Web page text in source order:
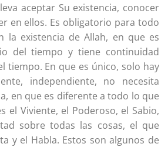
aceptar Su existencia, conocer
en ellos. Es obligatorio para todo
la existencia de Allah, en que es
del tiempo y tiene continuidad
tiempo. En que es único, solo hay
independiente, no necesita
en que es diferente a todo lo que
el Viviente, el Poderoso, el Sabio,
sobre todas las cosas, el que
y el Habla. Estos son algunos de